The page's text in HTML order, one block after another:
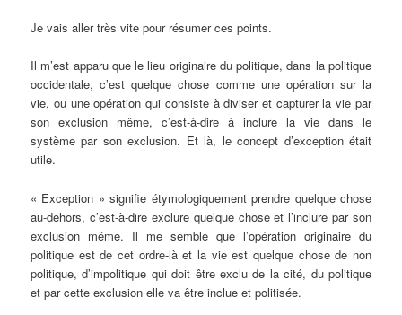
Je vais aller très vite pour résumer ces points.
Il m’est apparu que le lieu originaire du politique, dans la politique
occidentale, c’est quelque chose comme une opération sur la
vie, ou une opération qui consiste à diviser et capturer la vie par
son exclusion même, c’est-à-dire à inclure la vie dans le
système par son exclusion. Et là, le concept d’exception était
utile.
« Exception » signifie étymologiquement prendre quelque chose
au-dehors, c’est-à-dire exclure quelque chose et l’inclure par son
exclusion même. Il me semble que l’opération originaire du
politique est de cet ordre-là et la vie est quelque chose de non
politique, d’impolitique qui doit être exclu de la cité, du politique
et par cette exclusion elle va être inclue et politisée.